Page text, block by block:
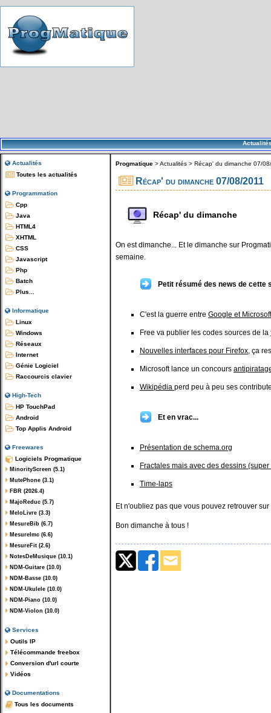
Actualités
Toutes les actualités
Programmation
Cpp
Java
HTML4
XHTML
CSS
Javascript
Php
Batch
Plus...
Informatique
Linux
Windows
Réseaux
Internet
Génie Logiciel
Raccourcis clavier
High-Tech
HP TouchPad
Android
Top Applis Android
Freewares
Logiciels Progmatique
MinorityScreen (5.1)
MutePhone (3.1)
FBR (2026.4)
MajoReduc (5.7)
MeloLivre (3.3)
MesureBib (6.7)
MesureImc (6.6)
MesureFit (2.6)
NotesDeMusique (10.1)
NDM-Guitare (10.0)
NDM-Basse (10.0)
NDM-Ukulele (10.0)
NDM-Piano (10.0)
NDM-Violon (10.0)
Services
Outils IP
Télécommande freebox
Conversion d'url courte
Vidéos
Documentations
Tous les documents
Progmatique >Actualités > Récap' du dimanche 07/
Récap' du dimanche 07/08/2011
Récap' du dimanche
On est dimanche... Et le dimanche sur
semaine.
Petit résumé des news de cette
C'est la guerre entre Google et
Free va publier les codes sources de la
Nouvelles interfaces pour Firefox, ça
Microsoft lance un concours
Wikipédia perd peu à peu ses
Et en vrac...
Présentation de schema.org
Fractales mais avec des dessins
Time-laps
Et n'oubliez pas que vous pouvez retrouver
Bon dimanche à tous !